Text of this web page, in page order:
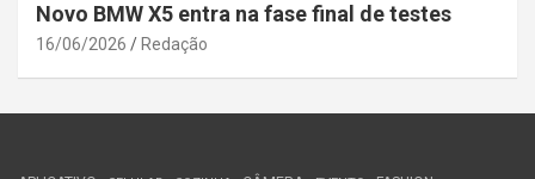
Novo BMW X5 entra na fase final de testes
16/06/2026 Redação